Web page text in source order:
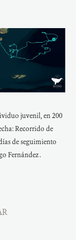
juvenil, en 200
Recorrido de
de seguimiento
Fernández .